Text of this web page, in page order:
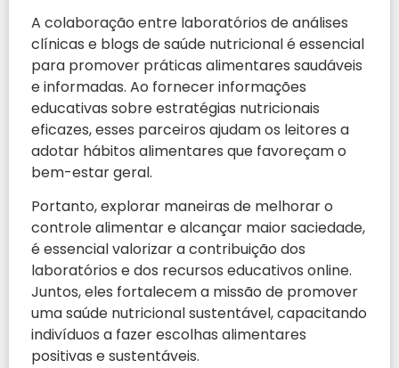
A colaboração entre laboratórios de análises
clínicas e blogs de saúde nutricional é essencial
para promover práticas alimentares saudáveis ​​
e informadas. Ao fornecer informações
educativas sobre estratégias nutricionais
eficazes, esses parceiros ajudam os leitores a
adotar hábitos alimentares que favoreçam o
bem-estar geral.
Portanto, explorar maneiras de melhorar o
controle alimentar e alcançar maior saciedade,
é essencial valorizar a contribuição dos
laboratórios e dos recursos educativos online.
Juntos, eles fortalecem a missão de promover
uma saúde nutricional sustentável, capacitando
indivíduos a fazer escolhas alimentares
positivas e sustentáveis.